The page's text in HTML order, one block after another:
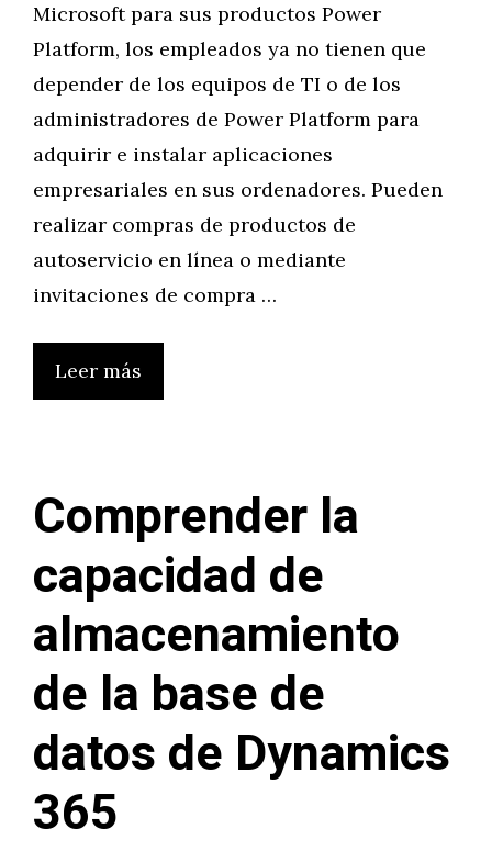
Microsoft para sus productos Power
Platform, los empleados ya no tienen que
depender de los equipos de TI o de los
administradores de Power Platform para
adquirir e instalar aplicaciones
empresariales en sus ordenadores. Pueden
realizar compras de productos de
autoservicio en línea o mediante
invitaciones de compra …
Leer más
Comprender la
capacidad de
almacenamiento
de la base de
datos de Dynamics
365